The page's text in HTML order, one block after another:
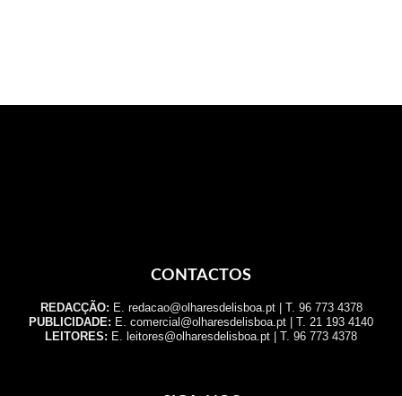
CONTACTOS
REDACÇÃO: E. redacao@olharesdelisboa.pt | T. 96 773 4378
PUBLICIDADE: E. comercial@olharesdelisboa.pt | T. 21 193 4140
LEITORES: E. leitores@olharesdelisboa.pt | T. 96 773 4378